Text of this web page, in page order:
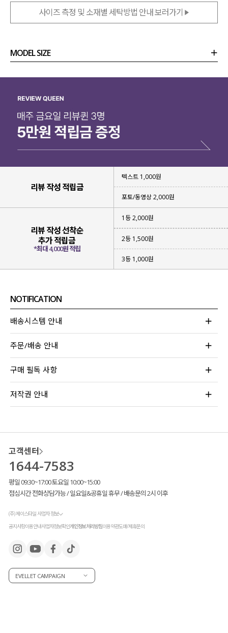
사이즈 측정 및 소재별 세탁방법 안내 보러가기
MODEL SIZE
리뷰 작성 적립금
텍스트 1,000원
포토/동영상 2,000원
리뷰 작성 선착순
추가 적립금
*최대 4,000원 적립
1등 2,000원
2등 1,500원
3등 1,000원
NOTIFICATION
배송시스템 안내
주문/배송 안내
구매 필독 사항
저작권 안내
고객센터
1644-7583
평일 09:30~17:00 토요일 10:00~15:00
점심시간 전화상담가능 / 일요일&공휴일 휴무 / 배송문의 2시 이후
(주) 제이스타일 사업자 정보
공지사항이용안내사업자정보확인개인정보처리방침이용약관도매/제휴문의
EVELLET CAMPAIGN